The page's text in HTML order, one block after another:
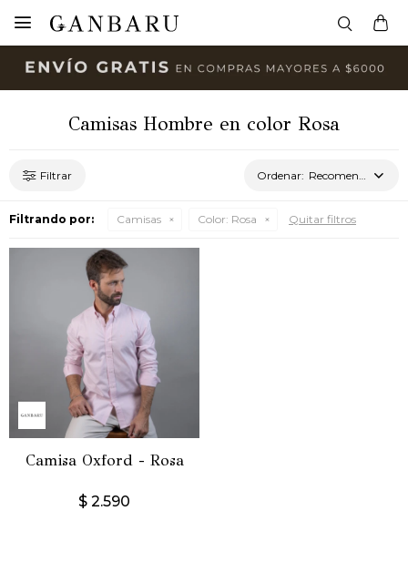

Camisas Hombre en color Rosa
Recomendados
Filtrando por: Camisas Color: Rosa Quitar filtros
Camisa Oxford - Rosa
$ 2.590